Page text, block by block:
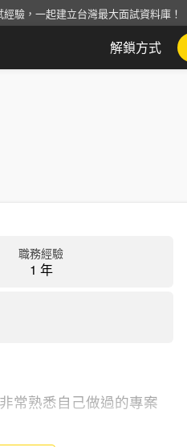
驗，一起建立台灣最大面試資料庫！
解鎖方式
職務經驗
1 年
常熟悉自己做過的專案